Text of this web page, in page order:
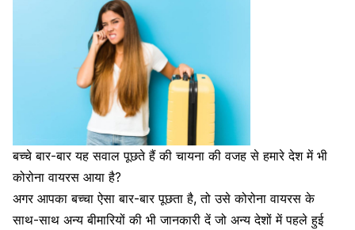
बच्चे बार-बार यह सवाल पूछते हैं की चायना की वजह से हमारे देश में भी
कोरोना वायरस आया है?
अगर आपका बच्चा ऐसा बार-बार पूछता है, तो उसे कोरोना वायरस के
साथ-साथ अन्य बीमारियों की भी जानकारी दें जो अन्य देशों में पहले हुई